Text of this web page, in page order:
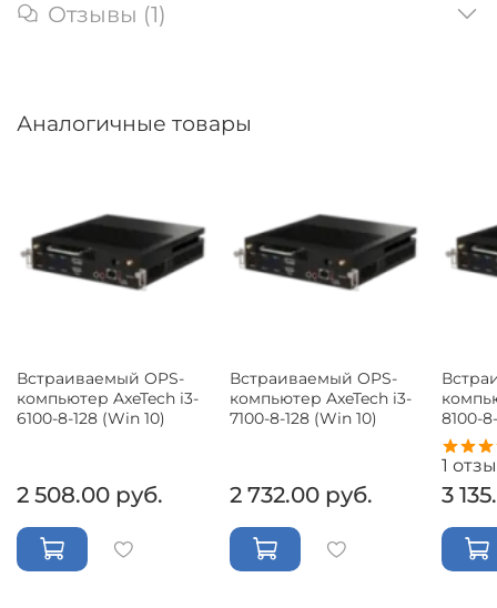
Отзывы (1)
Аналогичные товары
Встраиваемый OPS-
компьютер AxeTech i3-
6100-8-128 (Win 10)
2 508.00 руб.
Встраиваемый OPS-
компьютер AxeTech i3-
7100-8-128 (Win 10)
2 732.00 руб.
8100-
1
3